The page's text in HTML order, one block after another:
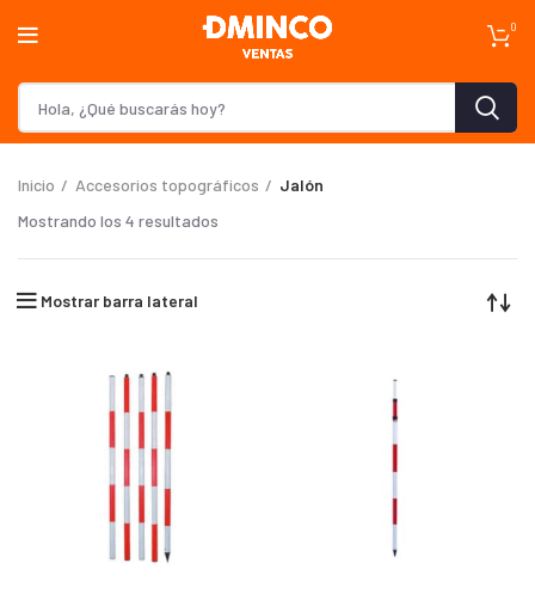
0
Inicio Accesorios topográficos
Jalón
Mostrando los 4 resultados
Mostrar barra lateral